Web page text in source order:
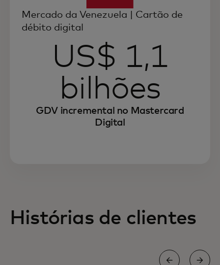
Mercado da Venezuela | Cartão de
débito digital
US$ 1,1
bilhões
GDV incremental no Mastercard
Digital
Histórias de clientes